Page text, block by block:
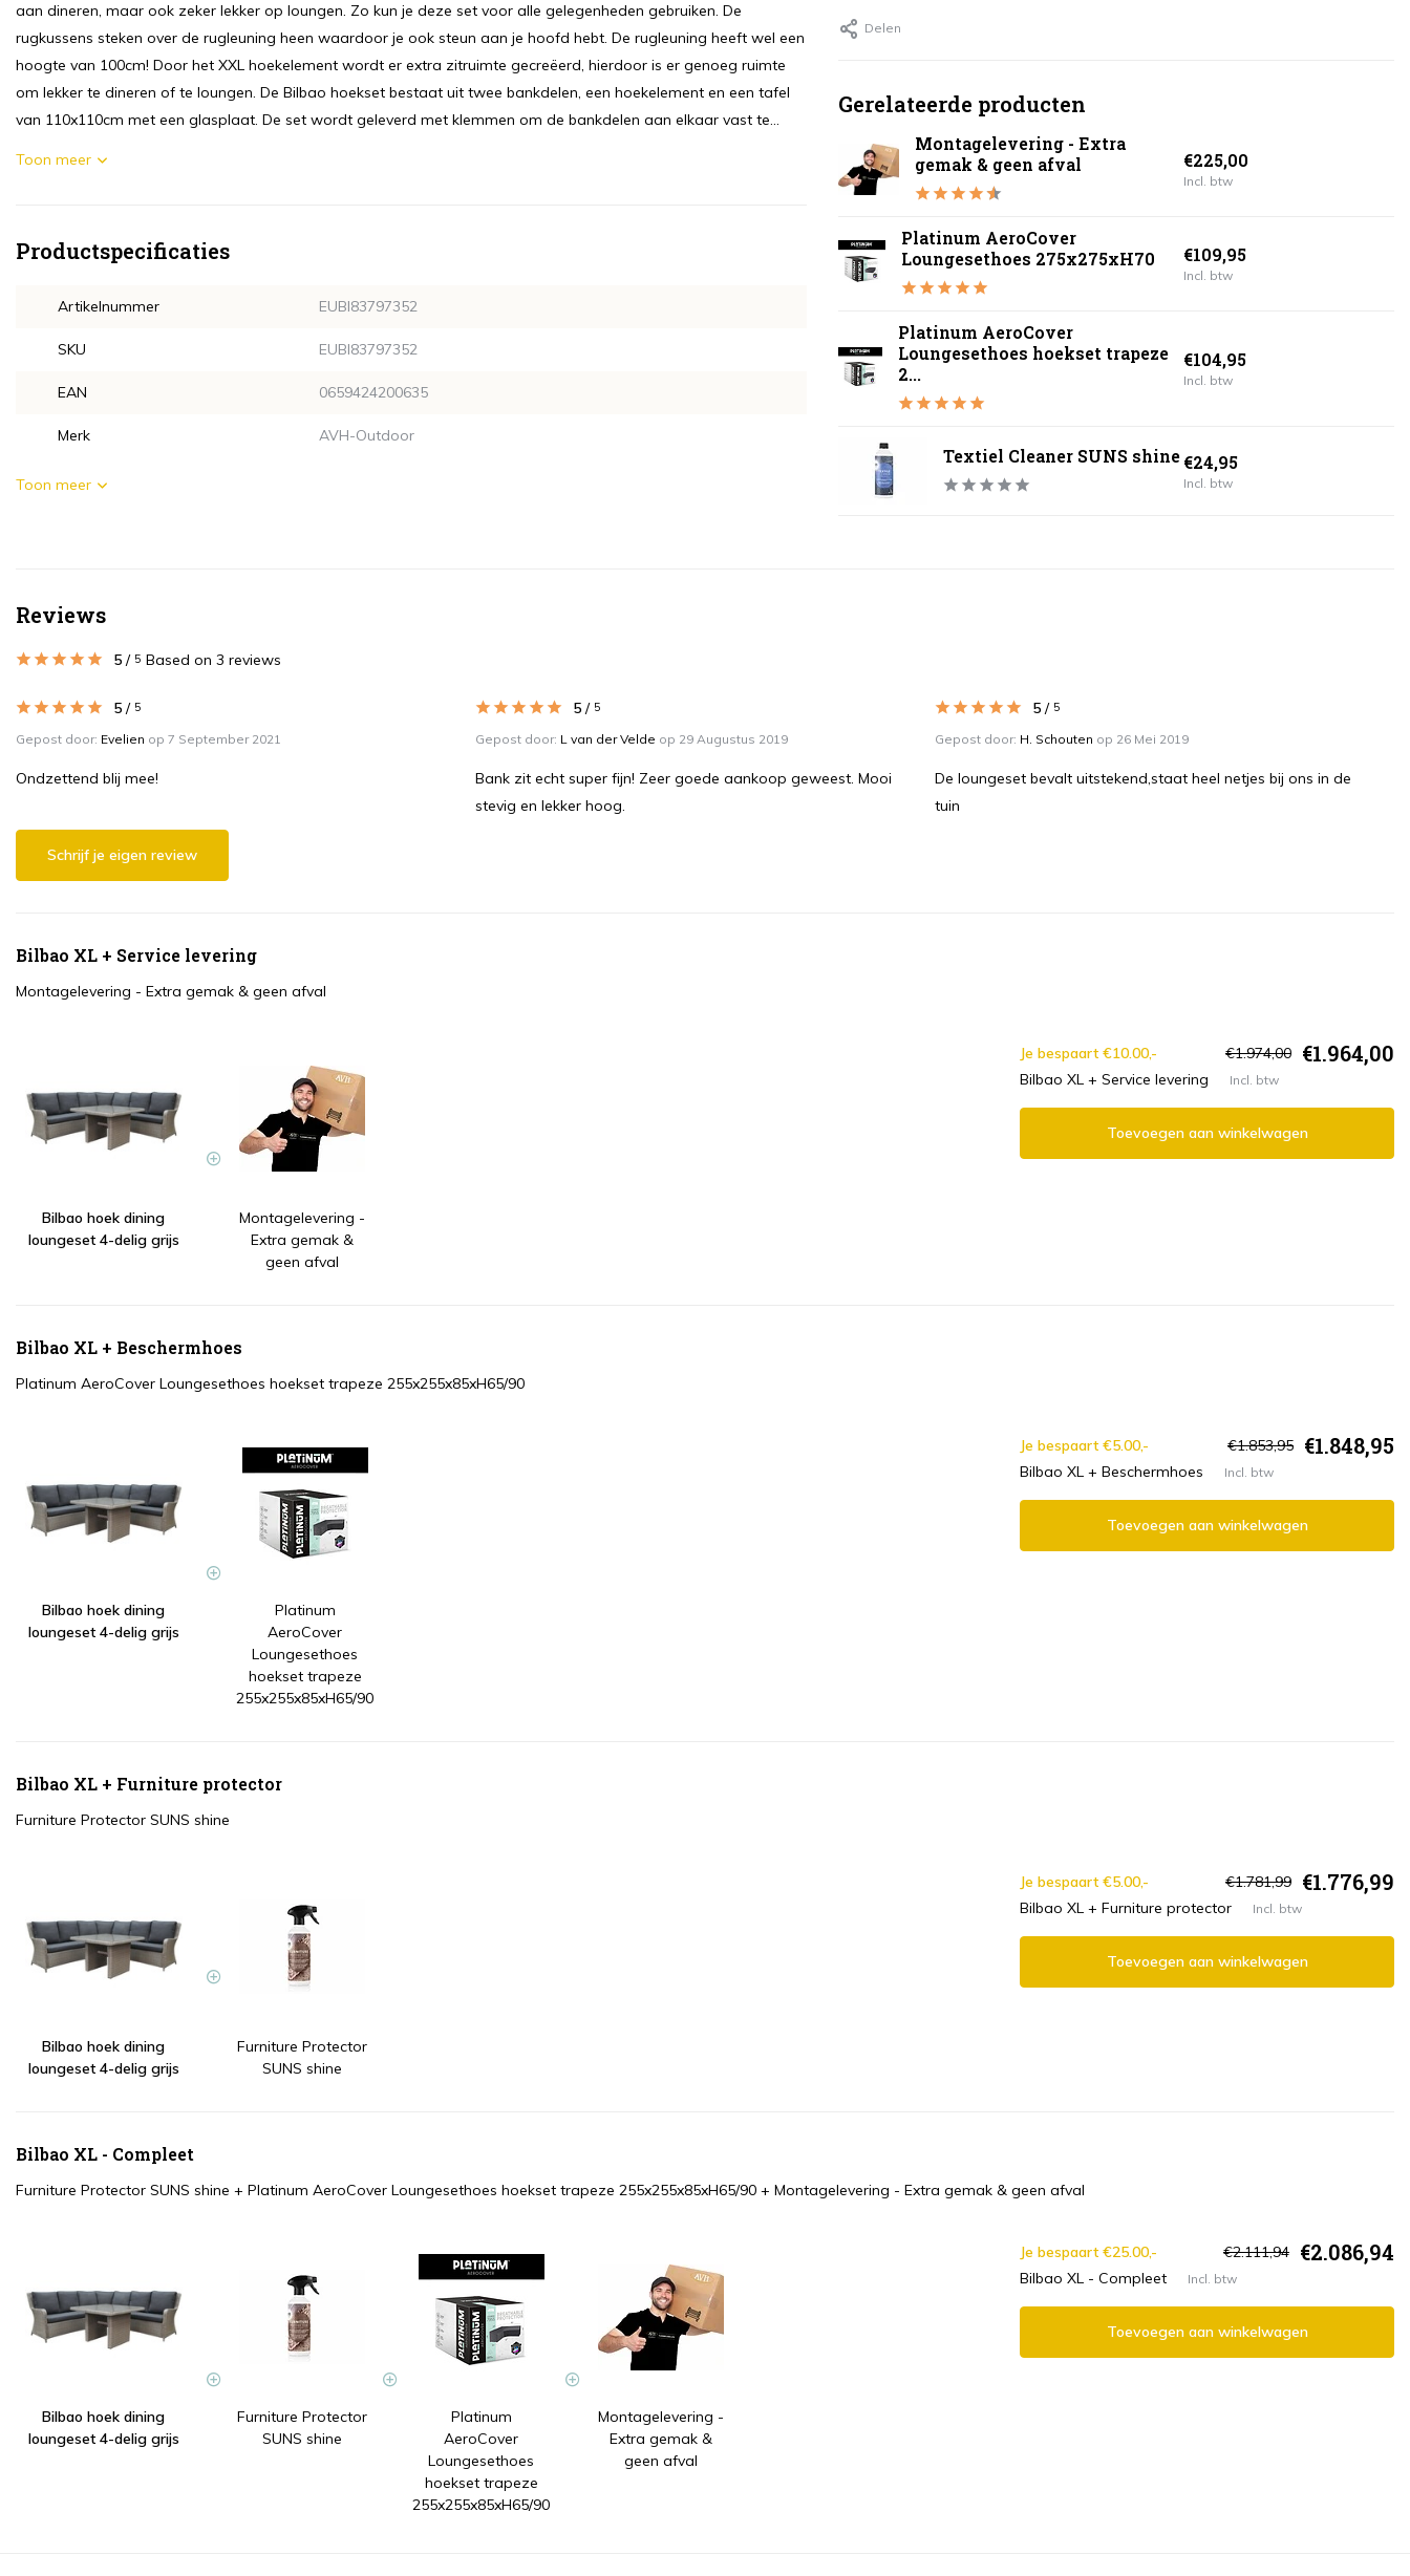
aan dineren, maar ook zeker lekker op loungen. Zo kun je deze set voor alle gelegenheden gebruiken. De
rugkussens steken over de rugleuning heen waardoor je ook steun aan je hoofd hebt. De rugleuning heeft wel een
hoogte van 100cm! Door het XXL hoekelement wordt er extra zitruimte gecreëerd, hierdoor is er genoeg ruimte
om lekker te dineren of te loungen. De Bilbao hoekset bestaat uit twee bankdelen, een hoekelement en een tafel
van 110x110cm met een glasplaat. De set wordt geleverd met klemmen om de bankdelen aan elkaar vast te...
Toon meer
Productspecificaties
Artikelnummer EUBI83797352
SKU EUBI83797352
EAN 0659424200635
Merk AVH-Outdoor
Toon meer
Delen
Gerelateerde producten
Montagelevering - Extra
gemak & geen afval
€225,00
Incl. btw
Platinum AeroCover
Loungesethoes 275x275xH70
€109,95
Incl. btw
Platinum AeroCover
Loungesethoes hoekset trapeze
2...
€104,95
Incl. btw
Textiel Cleaner SUNS shine€24,95
Incl. btw
Reviews
5 / 5 Based on 3 reviews
5 / 5
Gepost door: Evelien op 7 September 2021
Ondzettend blij mee!
5 / 5
Gepost door: L van der Velde op 29 Augustus 2019
Bank zit echt super fijn! Zeer goede aankoop geweest. Mooi
stevig en lekker hoog.
5 / 5
Gepost door: H. Schouten op 26 Mei 2019
De loungeset bevalt uitstekend,staat heel netjes bij ons in de
tuin
Schrijf je eigen review
Bilbao XL + Service levering
Montagelevering - Extra gemak & geen afval
Bilbao hoek dining
loungeset 4-delig grijs
Montagelevering -
Extra gemak &
geen afval
Je bespaart €10.00,- €1.974,00 €1.964,00
Bilbao XL + Service levering Incl. btw
Toevoegen aan winkelwagen
Bilbao XL + Beschermhoes
Platinum AeroCover Loungesethoes hoekset trapeze 255x255x85xH65/90
Bilbao hoek dining
loungeset 4-delig grijs
Platinum
AeroCover
Loungesethoes
hoekset trapeze
255x255x85xH65/90
Je bespaart €5.00,- €1.853,95 €1.848,95
Bilbao XL + Beschermhoes Incl. btw
Toevoegen aan winkelwagen
Bilbao XL + Furniture protector
Furniture Protector SUNS shine
Bilbao hoek dining
loungeset 4-delig grijs
Furniture Protector
SUNS shine
Je bespaart €5.00,- €1.781,99 €1.776,99
Bilbao XL + Furniture protector Incl. btw
Toevoegen aan winkelwagen
Bilbao XL - Compleet
Furniture Protector SUNS shine + Platinum AeroCover Loungesethoes hoekset trapeze 255x255x85xH65/90 + Montagelevering - Extra gemak & geen afval
Bilbao hoek dining
loungeset 4-delig grijs
Furniture Protector
SUNS shine
Platinum
AeroCover
Loungesethoes
hoekset trapeze
255x255x85xH65/90
Montagelevering -
Extra gemak &
geen afval
Je bespaart €25.00,- €2.111,94 €2.086,94
Bilbao XL - Compleet Incl. btw
Toevoegen aan winkelwagen